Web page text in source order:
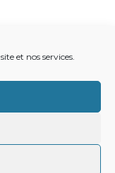
et nos services.